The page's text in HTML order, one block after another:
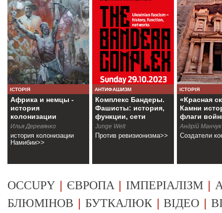
ІСТОРІЯ
Африка и немцы -
история
колонизации
Намибии
Илья Деревянко
история колонизации
Намибии>>
АНТИФАШИЗМ
Комплекс Бандеры.
Фашисты: история,
функции, сети
Junge Welt
Против ревизионизма>>
ІСТОРІЯ
«Красная
Камни
флаги
Андрій Манчук
Создатели
OCCUPY | ЄВРОПА | ІМПЕРІАЛІЗМ |
БЛЮМІНОВ | БУТКАЛЮК|ВІДЕО |